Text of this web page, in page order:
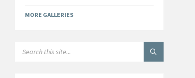
MORE GALLERIES